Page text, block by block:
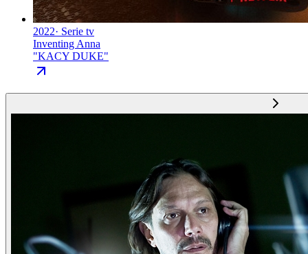
2022· Serie tv
Inventing Anna
"KACY DUKE"